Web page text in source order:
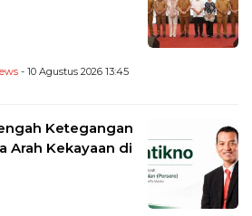
- 10 Agustus 2026 13:45
Ketegangan
Arah Kekayaan di